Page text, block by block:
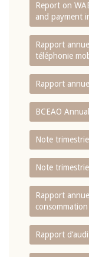
Report on
and payment
Rapport
téléphonie
Rapport
BCEAO
Note
Note
Rapport
Rapport